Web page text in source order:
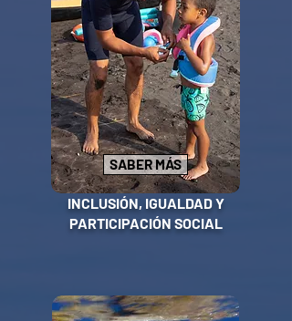
SABER MÁS
INCLUSIÓN, IGUALDAD Y
PARTICIPACIÓN SOCIAL